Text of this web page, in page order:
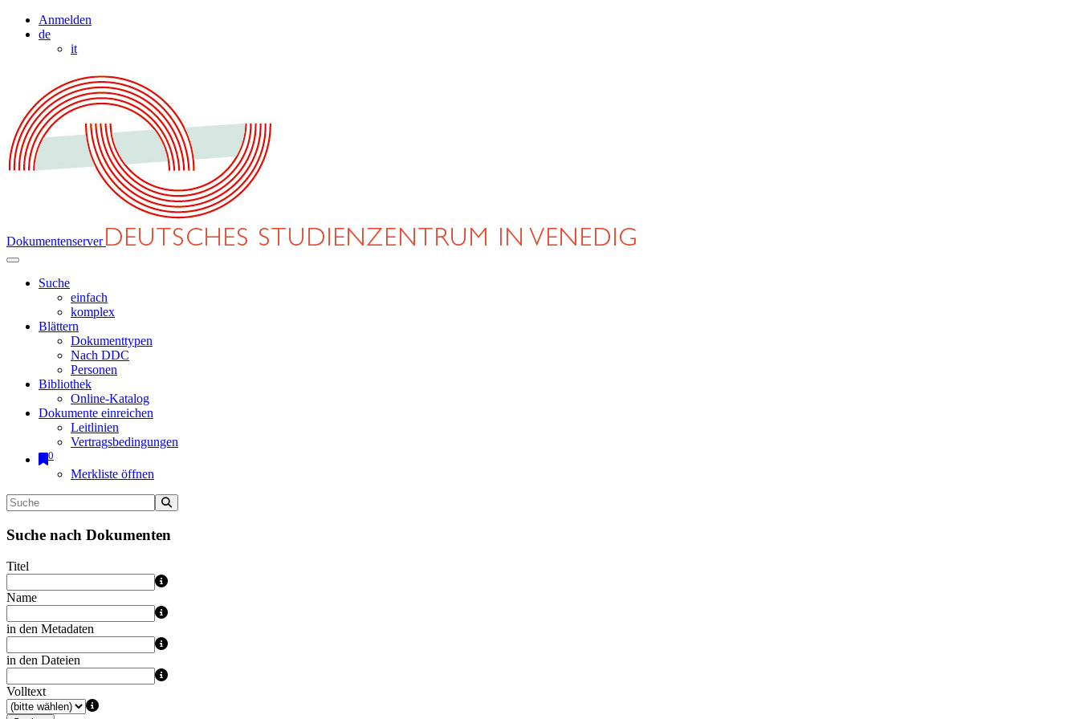
Anmelden
de
it
Dokumentenserver
Suche
einfach
komplex
Blättern
Dokumenttypen
Nach DDC
Personen
Bibliothek
Online-Katalog
Dokumente einreichen
Leitlinien
Vertragsbedingungen
0
Merkliste öffnen
Suche nach Dokumenten
Titel
Name
in den Metadaten
in den Dateien
Volltext